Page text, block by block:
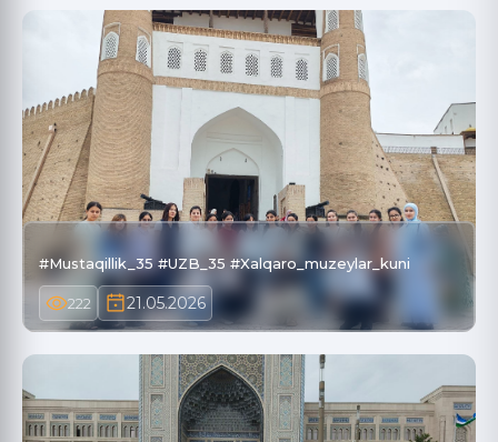
#Mustaqillik_35 #UZB_35 #Xalqaro_muzeylar_kuni
222 21.05.2026